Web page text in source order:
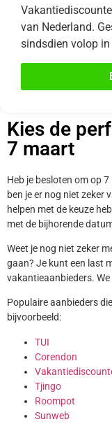
van Nederland.
sindsdien volop
Kies de
7 maart
Heb je besloten om op
ben je er nog niet zeker
helpen met de keuze
met de bijhorende
Weet je nog niet zeker
gaan? Je kunt een last
vakantieaanbieders.
Populaire aanbieders
bijvoorbeeld:
TUI
Corendon
Tjingo
Roompot
Sunweb